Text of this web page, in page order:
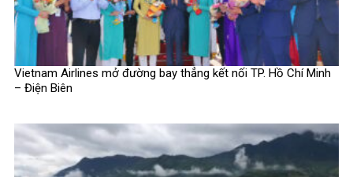
Vietnam Airlines mở đường bay thẳng kết nối TP. Hồ Chí Minh
– Điện Biên